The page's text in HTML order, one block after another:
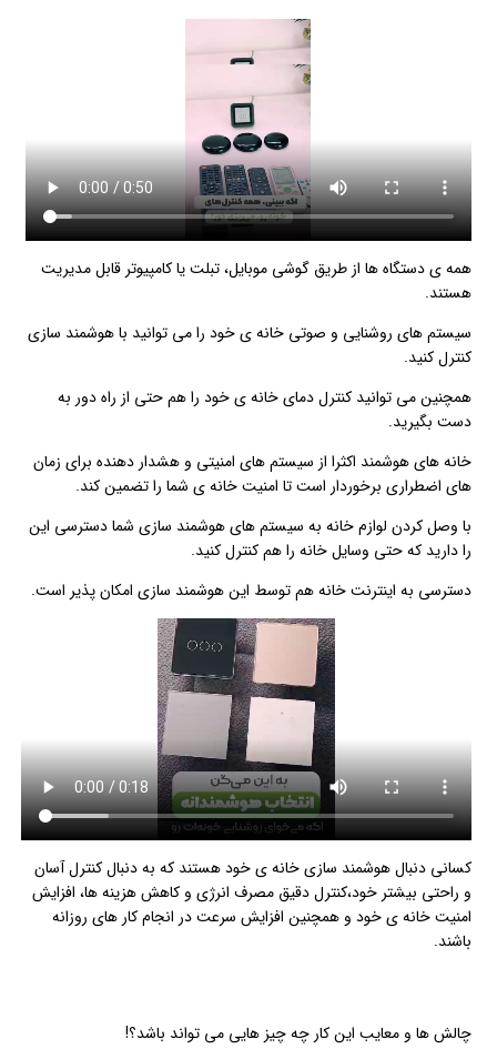
همه ی دستگاه ها از طریق گوشی موبایل، تبلت یا کامپیوتر قابل مدیریت
هستند.
سیستم های روشنایی و صوتی خانه ی خود را می توانید با هوشمند سازی
کنترل کنید.
همچنین می توانید کنترل دمای خانه ی خود را هم حتی از راه دور به
دست بگیرید.
خانه های هوشمند اکثرا از سیستم های امنیتی و هشدار دهنده برای زمان
های اضطراری برخوردار است تا امنیت خانه ی شما را تضمین کند.
با وصل کردن لوازم خانه به سیستم های هوشمند سازی شما دسترسی این
را دارید که حتی وسایل خانه را هم کنترل کنید.
دسترسی به اینترنت خانه هم توسط این هوشمند سازی امکان پذیر است.
کسانی دنبال هوشمند سازی خانه ی خود هستند که به دنبال کنترل آسان
و راحتی بیشتر خود،کنترل دقیق مصرف انرژی و کاهش هزینه ها، افزایش
امنیت خانه ی خود و همچنین افزایش سرعت در انجام کار های روزانه
باشند.
چالش ها و معایب این کار چه چیز هایی می تواند باشد؟!